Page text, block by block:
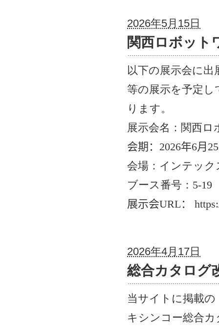
2026年5月15日
関西ロボット
以下の展示会に
等の展示を予定
ります。
展示会名：関西
会期： 2026年6月 25
会場：インテック
ブース番号： 5-19
展示会URL ：
2026年4月17日
総合カタログ
当サイトに掲載
キシンコー総合